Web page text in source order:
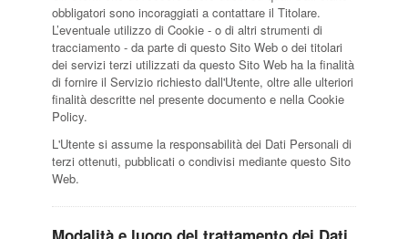
obbligatori sono incoraggiati a contattare il Titolare.
L’eventuale utilizzo di Cookie - o di altri strumenti di
tracciamento - da parte di questo Sito Web o dei titolari
dei servizi terzi utilizzati da questo Sito Web ha la finalità
di fornire il Servizio richiesto dall'Utente, oltre alle ulteriori
finalità descritte nel presente documento e nella Cookie
Policy.
L'Utente si assume la responsabilità dei Dati Personali di
terzi ottenuti, pubblicati o condivisi mediante questo Sito
Web.